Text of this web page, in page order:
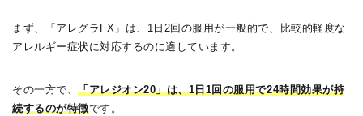
まず、「アレグラFX」は、1日2回の服用が一般的で、比較的軽度な
アレルギー症状に対応するのに適しています。
その一方で、「アレジオン20」は、1日1回の服用で24時間効果が持
続するのが特徴です。